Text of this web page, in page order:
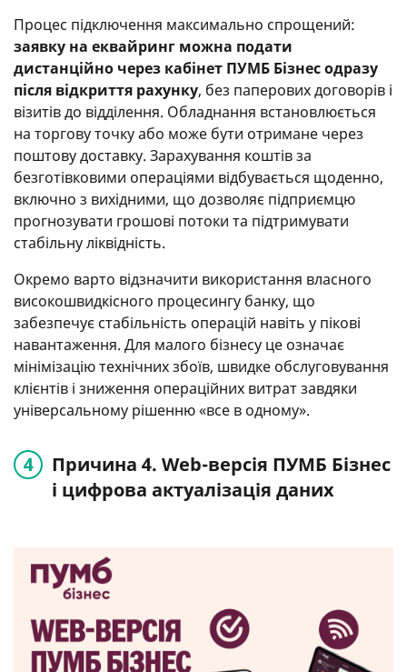
Процес підключення максимально спрощений:
заявку на еквайринг можна подати
дистанційно через кабінет ПУМБ Бізнес одразу
після відкриття рахунку, без паперових договорів і
візитів до відділення. Обладнання встановлюється
на торгову точку або може бути отримане через
поштову доставку. Зарахування коштів за
безготівковими операціями відбувається щоденно,
включно з вихідними, що дозволяє підприємцю
прогнозувати грошові потоки та підтримувати
стабільну ліквідність.
Окремо варто відзначити використання власного
високошвидкісного процесингу банку, що
забезпечує стабільність операцій навіть у пікові
навантаження. Для малого бізнесу це означає
мінімізацію технічних збоїв, швидке обслуговування
клієнтів і зниження операційних витрат завдяки
універсальному рішенню «все в одному».
Причина 4. Web-версія ПУМБ Бізнес
і цифрова актуалізація даних